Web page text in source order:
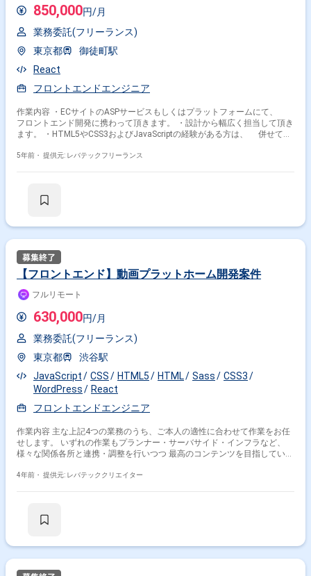
850,000円/月
業務委託(フリーランス)
東京都
御徒町駅
React
フロントエンドエンジニア
作業内容 ・ECサイトのASPサービスもしくはプラットフォームにて、
フロントエンド開発に携わって頂きます。 ・設計から幅広く担当して頂き
ます。 ・HTML5やCSS3およびJavaScriptの経験がある方は、 併せて依
により変動いたします。
5年前・ 提供元: レバテックフリーランス
【フロントエンド】動画プラットホーム開発案件
フルリモート
630,000円/月
業務委託(フリーランス)
東京都
渋谷駅
JavaScript
CSS HTML5 HTML Sass
CSS3
WordPress
React
フロントエンドエンジニア
作業内容 主な上記4つの業務のうち、ご本人の適性に合わせて作業をお任
せします。 いずれの作業もプランナー・サーバサイド・インフラなど、
様々な関係各所と連携・調整を行いつつ 最高のコンテンツを目指していた
運用開発 ・WEBサービスの運用開発 ・WEBサイト制作
4年前・ 提供元: レバテッククリエイター